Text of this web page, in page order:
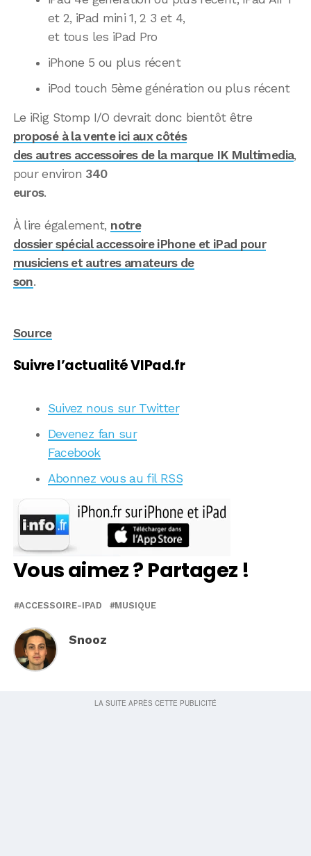
et 2, iPad mini 1, 2 3 et 4,
et tous les iPad Pro
iPhone 5 ou plus récent
iPod touch 5ème génération ou plus récent
Le iRig Stomp I/O devrait donc bientôt être
proposé à la vente ici aux côtés
des autres accessoires de la marque IK Multimedia,
pour environ 340
euros.
À lire également, notre
dossier spécial accessoire iPhone et iPad pour
musiciens et autres amateurs de
son.
Source
Suivre l’actualité VIPad.fr
Suivez nous sur Twitter
Devenez fan sur
Facebook
Abonnez vous au fil RSS
Vous aimez ? Partagez !
ACCESSOIRE-IPAD MUSIQUE
Snooz